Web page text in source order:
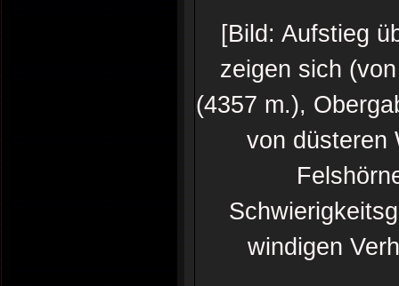
[Bild: Aufstieg
zeigen sich
(4357 m.),
von düsteren
windigen